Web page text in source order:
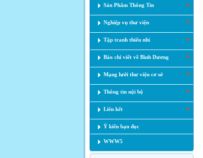
Sản Phẩm Thông Tin
Nghiệp vụ thư viện
Tập tranh thiếu nhi
Báo chí viết về Bình Dương
Mạng lưới thư viện cơ sở
Thông tin nội bộ
Liên kết
Ý kiến bạn đọc
WWW5